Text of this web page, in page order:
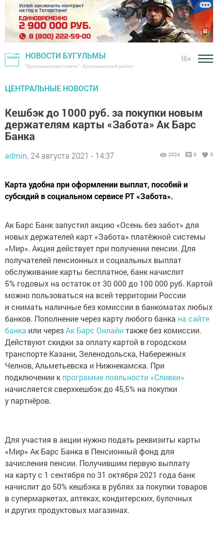
НОВОСТИ БУГУЛЬМЫ
"Бугульминская газета" - Бугульминский район
16+
ЦЕНТРАЛЬНЫЕ НОВОСТИ
Кешбэк до 1000 руб. за покупки новым
держателям карты «Забота» Ак Барс
Банка
admin, 24 августа 2021 - 14:37 2024 0 0
Карта удобна при оформлении выплат, пособий и
субсидий в социальном сервисе РТ «Забота».
Ак Барс Банк запустил акцию «Осень без забот» для
новых держателей карт «Забота» платёжной системы
«Мир». Акция действует при получении пенсии. Для
получателей пенсионных и социальных выплат
обслуживание карты бесплатное, банк начислит
5% годовых на остаток от 30 000 до 100 000 руб. Картой
можно пользоваться на всей территории России
и снимать наличные без комиссии в банкоматах любых
банков. Пополнение через карту любого банка на сайте
банка или черезАк Барс Онлайн также без комиссии.
Действуют скидки за оплату картой в городском
транспорте Казани, Зеленодольска, Набережных
Челнов, Альметьевска и Нижнекамска. При
подключении кпрограмме лояльности «Сливки»
начисляется сверхкешбэк до 45,5% на покупки
у партнёров.
Для участия в акции нужно подать реквизиты карты
«Мир» Ак Барс Банка в Пенсионный фонд для
зачисления пенсии. Получившим первую выплату
на карту с 1 сентября по 31 октября 2021 года банк
начислит до 50% кешбэка в рублях за покупки товаров
в супермаркетах, аптеках, кондитерских, булочных
и других продуктовых магазинах.